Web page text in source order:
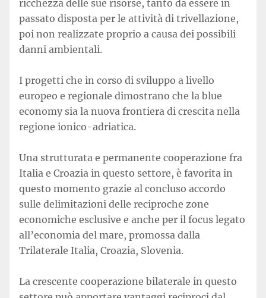
ricchezza delle sue risorse, tanto da essere in
passato disposta per le attività di trivellazione,
poi non realizzate proprio a causa dei possibili
danni ambientali.
I progetti che in corso di sviluppo a livello
europeo e regionale dimostrano che la blue
economy sia la nuova frontiera di crescita nella
regione ionico-adriatica.
Una strutturata e permanente cooperazione fra
Italia e Croazia in questo settore, è favorita in
questo momento grazie al concluso accordo
sulle delimitazioni delle reciproche zone
economiche esclusive e anche per il focus legato
all’economia del mare, promossa dalla
Trilaterale Italia, Croazia, Slovenia.
La crescente cooperazione bilaterale in questo